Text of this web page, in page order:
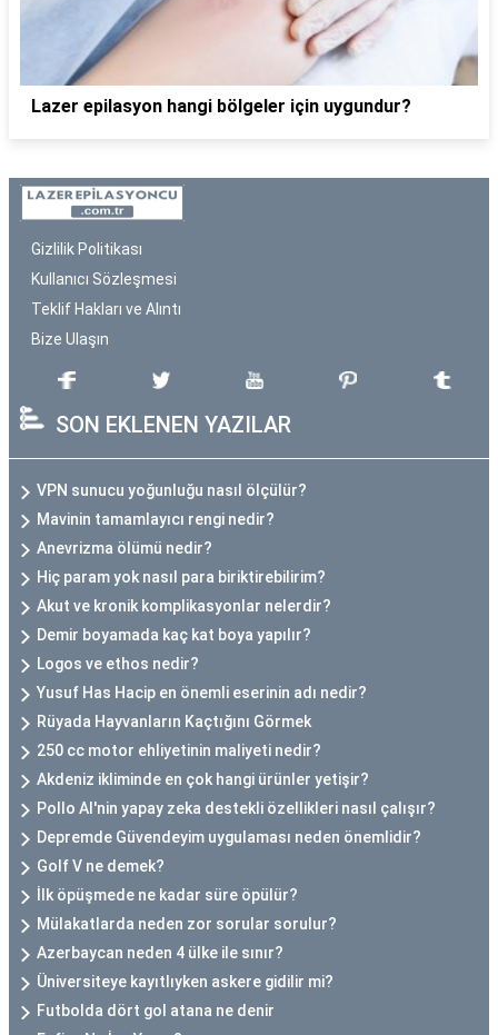
Lazer epilasyon hangi bölgeler için uygundur?
Gizlilik Politikası
Kullanıcı Sözleşmesi
Teklif Hakları ve Alıntı
Bize Ulaşın
SON EKLENEN YAZILAR
VPN sunucu yoğunluğu nasıl ölçülür?
Mavinin tamamlayıcı rengi nedir?
Anevrizma ölümü nedir?
Hiç param yok nasıl para biriktirebilirim?
Akut ve kronik komplikasyonlar nelerdir?
Demir boyamada kaç kat boya yapılır?
Logos ve ethos nedir?
Yusuf Has Hacip en önemli eserinin adı nedir?
Rüyada Hayvanların Kaçtığını Görmek
250 cc motor ehliyetinin maliyeti nedir?
Akdeniz ikliminde en çok hangi ürünler yetişir?
Pollo AI'nin yapay zeka destekli özellikleri nasıl çalışır?
Depremde Güvendeyim uygulaması neden önemlidir?
Golf V ne demek?
İlk öpüşmede ne kadar süre öpülür?
Mülakatlarda neden zor sorular sorulur?
Azerbaycan neden 4 ülke ile sınır?
Üniversiteye kayıtlıyken askere gidilir mi?
Futbolda dört gol atana ne denir